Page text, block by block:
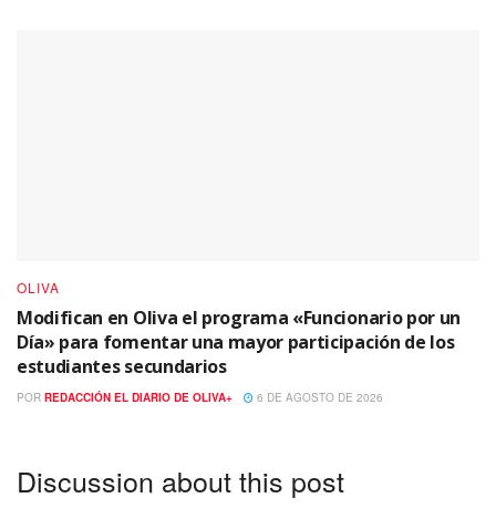
OLIVA
Modifican en Oliva el programa «Funcionario por un
Día» para fomentar una mayor participación de los
estudiantes secundarios
POR REDACCIÓN EL DIARIO DE OLIVA+ 6 DE AGOSTO DE 2026
Discussion about this post